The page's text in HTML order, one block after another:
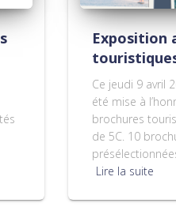
Exposition
Ce jeudi 9 avril
été mise à
brochures
de 5C. 10
Lire la suite